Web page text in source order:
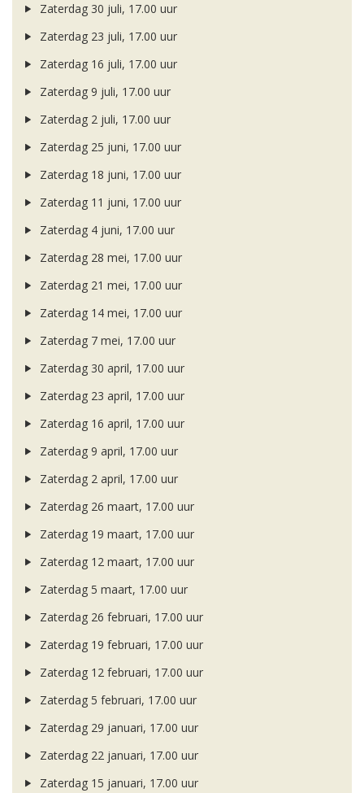
Zaterdag 30 juli, 17.00 uur
Zaterdag 23 juli, 17.00 uur
Zaterdag 16 juli, 17.00 uur
Zaterdag 9 juli, 17.00 uur
Zaterdag 2 juli, 17.00 uur
Zaterdag 25 juni, 17.00 uur
Zaterdag 18 juni, 17.00 uur
Zaterdag 11 juni, 17.00 uur
Zaterdag 4 juni, 17.00 uur
Zaterdag 28 mei, 17.00 uur
Zaterdag 21 mei, 17.00 uur
Zaterdag 14 mei, 17.00 uur
Zaterdag 7 mei, 17.00 uur
Zaterdag 30 april, 17.00 uur
Zaterdag 23 april, 17.00 uur
Zaterdag 16 april, 17.00 uur
Zaterdag 9 april, 17.00 uur
Zaterdag 2 april, 17.00 uur
Zaterdag 26 maart, 17.00 uur
Zaterdag 19 maart, 17.00 uur
Zaterdag 12 maart, 17.00 uur
Zaterdag 5 maart, 17.00 uur
Zaterdag 26 februari, 17.00 uur
Zaterdag 19 februari, 17.00 uur
Zaterdag 12 februari, 17.00 uur
Zaterdag 5 februari, 17.00 uur
Zaterdag 29 januari, 17.00 uur
Zaterdag 22 januari, 17.00 uur
Zaterdag 15 januari, 17.00 uur